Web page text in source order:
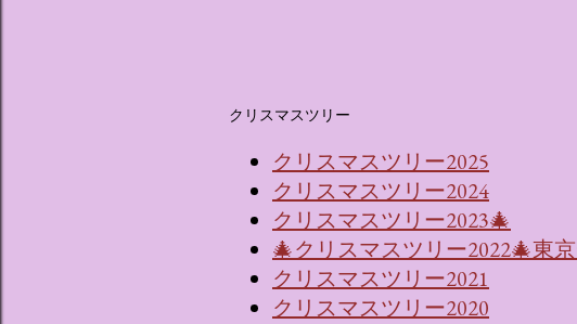
クリスマスツリー
クリスマスツリー2025
クリスマスツリー2024
クリスマスツリー2023🎄
🎄クリスマスツリー2022🎄東
クリスマスツリー2021
クリスマスツリー2020